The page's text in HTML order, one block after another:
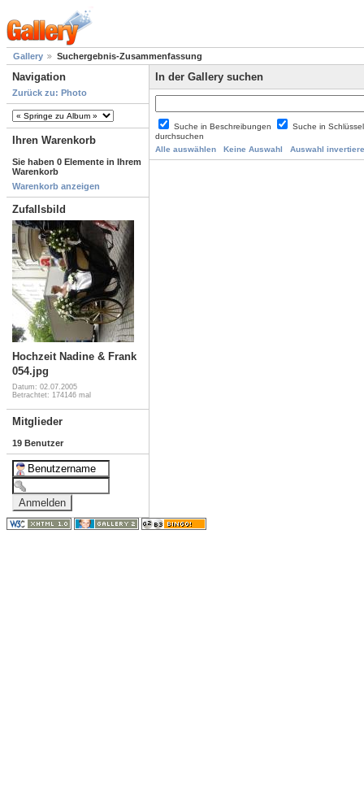
Gallery Suchergebnis-Zusammenfassung
Navigation
Zurück zu: Photo
Ihren Warenkorb
Sie haben 0 Elemente in Ihrem
Warenkorb
Warenkorb anzeigen
Zufallsbild
Hochzeit Nadine & Frank
054.jpg
Datum: 02.07.2005
Betrachtet: 174146 mal
Mitglieder
19 Benutzer
In der Gallery suchen
Suche in Beschreibungen
Suche in
durchsuchen
Alle auswählen
Keine Auswahl Auswahl